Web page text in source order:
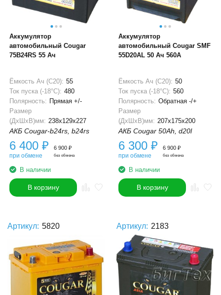
Аккумулятор
автомобильный Cougar
75B24RS 55 Ач
Ёмкость Ач (С20): 55
Ток пуска (-18°С): 480
Полярность: Прямая +/-
Размер
(ДхШхВ)мм: 238x129x227
АКБ Cougar-b24rs, b24rs
6 400 ₽
при обмене
6 900 ₽
без обмена
В наличии
В корзину
Аккумулятор
автомобильный Cougar SMF
55D20AL 50 Ач 560A
Ёмкость Ач (С20): 50
Ток пуска (-18°С): 560
Полярность: Обратная -/+
Размер
(ДхШхВ)мм: 207x175x200
АКБ Cougar 50Ah, d20l
6 300 ₽
при обмене
6 900 ₽
без обмена
В наличии
В корзину
Артикул: 5820 Артикул: 2183